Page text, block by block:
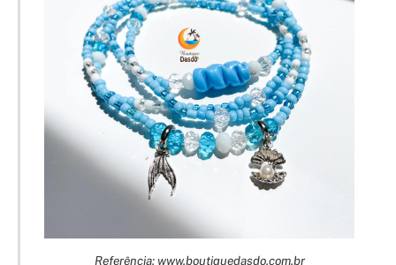
Referência: www.boutiquedasdo.com.br